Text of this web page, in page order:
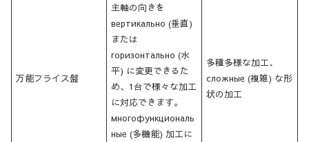
万能フライス盤
主軸の向きを
вертикально (垂直)
または
горизонтально (水
平) に変更できるた
め、1台で様々な加工
に対応できます。
многофункциональ
ные (多機能) 加工に
多種多様な加工、
сложные (複雑) な形
状の加工